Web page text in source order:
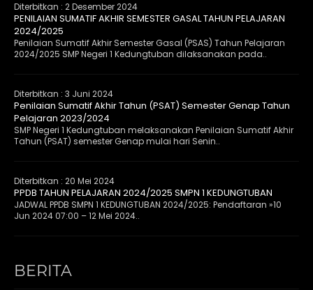
Diterbitkan : 2 Desember 2024
PENILAIAN SUMATIF AKHIR SEMESTER GASAL TAHUN PELAJARAN
2024/2025
Penilaian Sumatif Akhir Semester Gasal (PSAS) Tahun Pelajaran
2024/2025 SMP Negeri 1 Kedungtuban dilaksanakan pada..
Diterbitkan : 3 Juni 2024
Penilaian Sumatif Akhir Tahun (PSAT) Semester Genap Tahun
Pelajaran 2023/2024
SMP Negeri 1 Kedungtuban melaksanakan Penilaian Sumatif Akhir
Tahun (PSAT) semester Genap mulai hari Senin..
Diterbitkan : 20 Mei 2024
PPDB TAHUN PELAJARAN 2024/2025 SMPN 1 KEDUNGTUBAN
JADWAL PPDB SMPN 1 KEDUNGTUBAN 2024/2025: Pendaftaran »10
Jun 2024 07:00 – 12 Mei 2024..
BERITA